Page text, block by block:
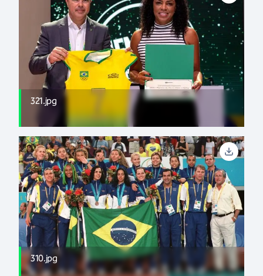
321.jpg
310.jpg